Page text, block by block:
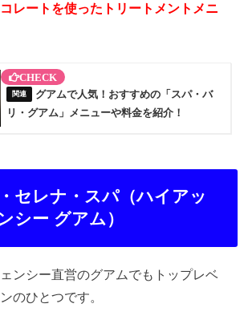
レートを使ったトリートメントメニ
グアムで人気！おすすめの「スパ・バ
リ・グアム」メニューや料金を紹介！
セレナ・スパ（ハイアッ
シー グアム）
ンシー直営のグアムでもトップレベ
のひとつです。